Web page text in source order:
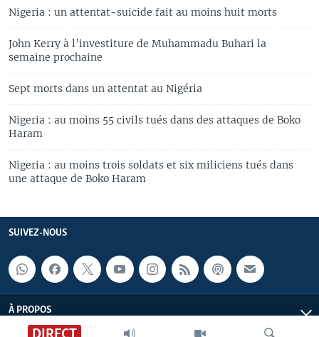
Nigeria : un attentat-suicide fait au moins huit morts
John Kerry à l’investiture de Muhammadu Buhari la
semaine prochaine
Sept morts dans un attentat au Nigéria
Nigeria : au moins 55 civils tués dans des attaques de Boko
Haram
Nigeria : au moins trois soldats et six miliciens tués dans
une attaque de Boko Haram
SUIVEZ-NOUS
À PROPOS